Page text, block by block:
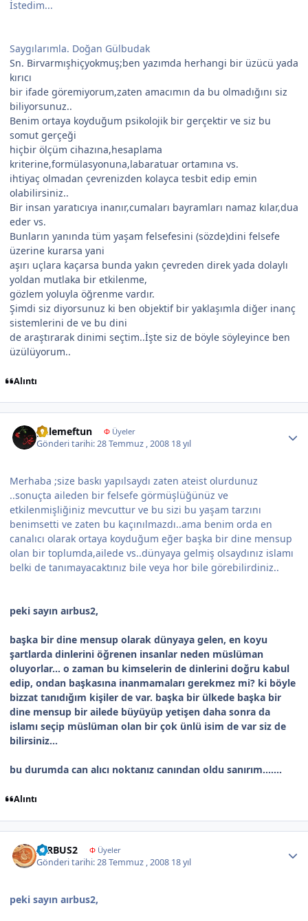
İstedim...
Saygılarımla. Doğan Gülbudak
Sn. Birvarmışhiçyokmuş;ben yazımda herhangi bir üzücü yada
kırıcı
bir ifade göremiyorum,zaten amacımın da bu olmadığını siz
biliyorsunuz..
Benim ortaya koyduğum psikolojik bir gerçektir ve siz bu
somut gerçeği
hiçbir ölçüm cihazına,hesaplama
kriterine,formülasyonuna,labaratuar ortamına vs.
ihtiyaç olmadan çevrenizden kolayca tesbit edip emin
olabilirsiniz..
Bir insan yaratıcıya inanır,cumaları bayramları namaz kılar,dua
eder vs.
Bunların yanında tüm yaşam felsefesini (sözde)dini felsefe
üzerine kurarsa yani
aşırı uçlara kaçarsa bunda yakın çevreden direk yada dolaylı
yoldan mutlaka bir etkilenme,
gözlem yoluyla öğrenme vardır.
Şimdi siz diyorsunuz ki ben objektif bir yaklaşımla diğer inanç
sistemlerini de ve bu dini
de araştırarak dinimi seçtim..İşte siz de böyle söyleyince ben
üzülüyorum..
Alıntı
gülemeftun ΦÜyeler
Gönderi tarihi:28 Temmuz , 2008 18 yıl
Merhaba ;size baskı yapılsaydı zaten ateist olurdunuz
..sonuçta aileden bir felsefe görmüşlüğünüz ve
etkilenmişliğiniz mevcuttur ve bu sizi bu yaşam tarzını
benimsetti ve zaten bu kaçınılmazdı..ama benim orda en
canalıcı olarak ortaya koyduğum eğer başka bir dine mensup
olan bir toplumda,ailede vs..dünyaya gelmiş olsaydınız islamı
belki de tanımayacaktınız bile veya hor bile görebilirdiniz..
peki sayın aırbus2,
başka bir dine mensup olarak dünyaya gelen, en koyu
şartlarda dinlerini öğrenen insanlar neden müslüman
oluyorlar... o zaman bu kimselerin de dinlerini doğru kabul
edip, ondan başkasına inanmamaları gerekmez mi? ki böyle
bizzat tanıdığım kişiler de var. başka bir ülkede başka bir
dine mensup bir ailede büyüyüp yetişen daha sonra da
islamı seçip müslüman olan bir çok ünlü isim de var siz de
bilirsiniz...
bu durumda can alıcı noktanız canından oldu sanırım.......
Alıntı
AIRBUS2 ΦÜyeler
Gönderi tarihi:28 Temmuz , 2008 18 yıl
peki sayın aırbus2,